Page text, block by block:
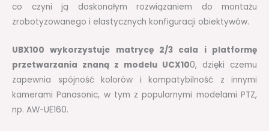
co czyni ją doskonałym rozwiązaniem do montażu
zrobotyzowanego i elastycznych konfiguracji obiektywów.
UBX100 wykorzystuje matrycę 2/3 cala i platformę
przetwarzania znaną z modelu UCX100, dzięki czemu
zapewnia spójność kolorów i kompatybilność z innymi
kamerami Panasonic, w tym z popularnymi modelami PTZ,
np. AW-UE160.